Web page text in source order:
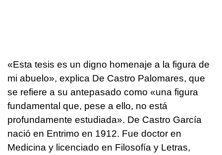
«Esta tesis es un digno homenaje a la figura de
mi abuelo», explica De Castro Palomares, que
se refiere a su antepasado como «una figura
fundamental que, pese a ello, no está
profundamente estudiada». De Castro García
nació en Entrimo en 1912. Fue doctor en
Medicina y licenciado en Filosofía y Letras,